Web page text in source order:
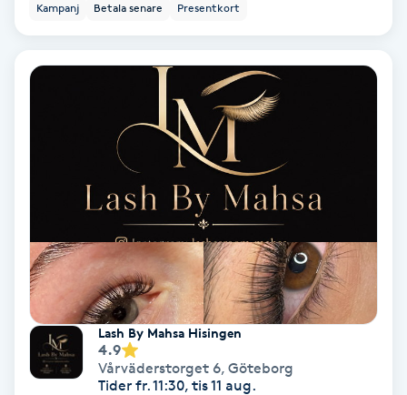
Bröllopsuppsättning
Celluliter
Coachning
Color correction
Kampanj Betala senare Presentkort
Lash By Mahsa Hisingen
4.9
Vårväderstorget 6, Göteborg
Tider fr. 11:30, tis 11 aug.